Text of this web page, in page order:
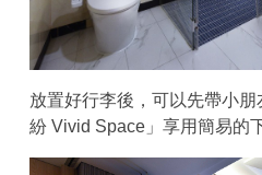
放置好行李後，可以先帶小
紛 Vivid Space」享用簡易的